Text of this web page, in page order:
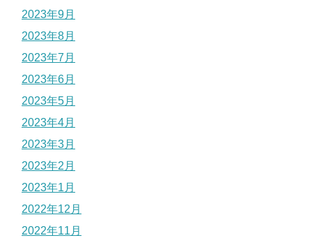
2023年9月
2023年8月
2023年7月
2023年6月
2023年5月
2023年4月
2023年3月
2023年2月
2023年1月
2022年12月
2022年11月